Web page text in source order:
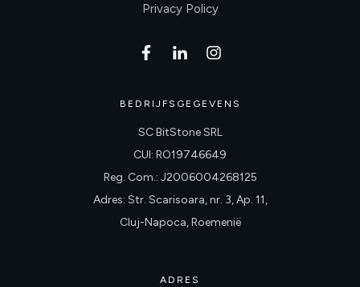
Privacy Policy
BEDRIJFSGEGEVENS
SC BitStone SRL
CUI: RO19746649
Reg. Com.: J2006004268125
Adres: Str. Scarisoara, nr. 3, Ap. 11,
Cluj-Napoca, Roemenië
ADRES